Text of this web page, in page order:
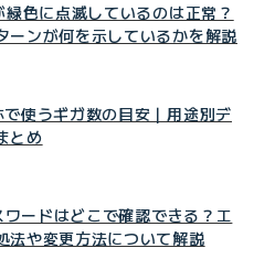
色に点滅しているのは正常？
ーンが何を示しているかを解説
使うギガ数の目安｜用途別デ
とめ
ードはどこで確認できる？エ
法や変更方法について解説